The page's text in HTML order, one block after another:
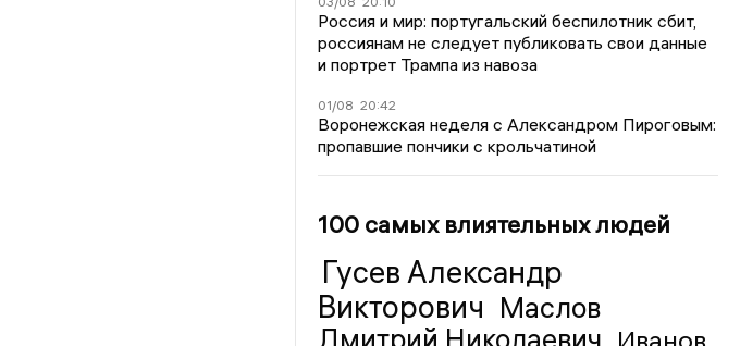
Россия и мир: португальский беспилотник сбит,
россиянам не следует публиковать свои данные
и портрет Трампа из навоза
01/08 20:42
Воронежская неделя с Александром Пироговым:
пропавшие пончики с крольчатиной
100 самых влиятельных людей
Гусев Александр
Викторович Маслов
Дмитрий Николаевич Иванов